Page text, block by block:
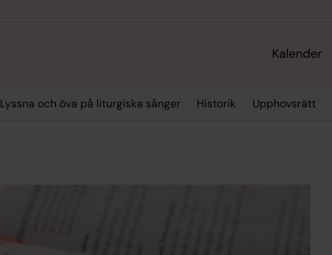
Kalender
Lyssna och öva på liturgiska sånger Historik Upphovsrätt